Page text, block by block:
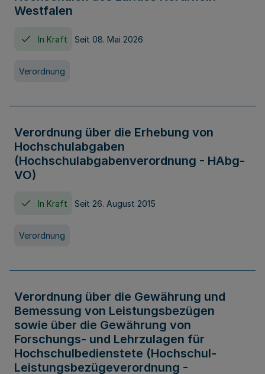
Westfalen
In Kraft Seit 08. Mai 2026
Verordnung
Verordnung über die Erhebung von
Hochschulabgaben
(Hochschulabgabenverordnung - HAbg-
VO)
In Kraft Seit 26. August 2015
Verordnung
Verordnung über die Gewährung und
Bemessung von Leistungsbezügen
sowie über die Gewährung von
Forschungs- und Lehrzulagen für
Hochschulbedienstete (Hochschul-
Leistungsbezügeverordnung -